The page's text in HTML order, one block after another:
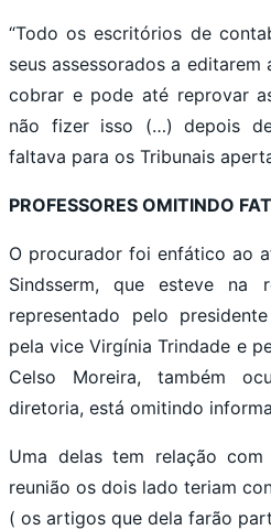
“Todo os escritórios de
seus assessorados a
cobrar e pode até reprovar
não fizer isso (…) depois
faltava para os Tribunais
PROFESSORES OMITINDO
O procurador foi enfático ao
Sindsserm, que esteve na
representado pelo
pela vice Virgínia Trindade e
Celso Moreira, também
diretoria, está omitindo
Uma delas tem relação
reunião os dois lado teriam
( os artigos que dela farão